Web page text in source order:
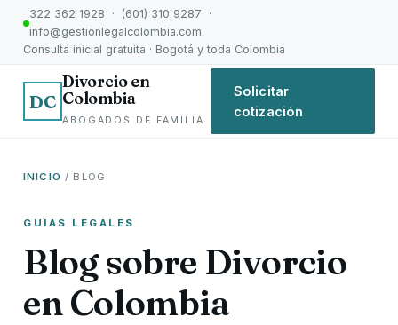
322 362 1928 · (601) 310 9287 ·
info@gestionlegalcolombia.com
Consulta inicial gratuita · Bogotá y toda Colombia
DC
Divorcio en
Colombia
ABOGADOS DE FAMILIA
Solicitar
cotización
INICIO / BLOG
GUÍAS LEGALES
Blog sobre Divorcio
en Colombia